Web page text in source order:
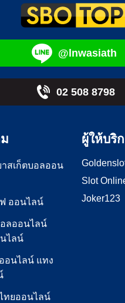
@lnwasiath
02 508 8798
สเก็ตบอลออน
ออนไลน์
ลออนไลน์
ไลน์
อนไลน์ แทง
ทยออนไลน์
ผู้ให้บริ
Slot
Joker123